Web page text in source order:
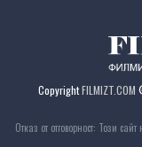
CopyrightFILMIZT.COM
Отказ от отговорност: Този